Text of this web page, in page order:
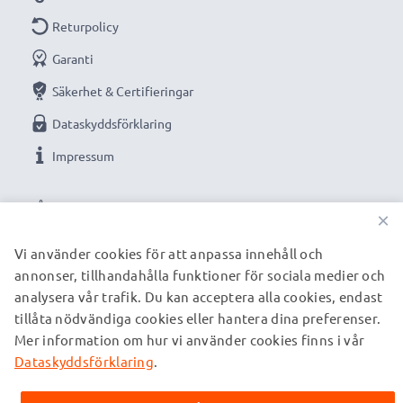
Optimerat för bland annat:
Galaxy Xcover / Omnia W telefon, mobiltelefon,
smartphone med flera
Ersättningsbatteri från subtel – hög kvalitet till ett
rimligt pris.
Vi grundades år 2004 och är en internationell
specialist som erbjuder kvalitetsprodukter. Därför har
vi en garanti på 36 månader!
VÅRA BETALNINGSALTERNATIV
Returpolicy
Garanti
Säkerhet & Certifieringar
Dataskyddsförklaring
Impressum
VÅRA FRAKTPARTNERS
© subtel.se 2026
Alla priser är inklusive moms och exklusive fraktkostnader.
varumärken tillhörande deras ägare och anges på våra
×
Vi använder cookies för att anpassa innehåll och
annonser, tillhandahålla funktioner för sociala medier och
analysera vår trafik. Du kan acceptera alla cookies, endast
tillåta nödvändiga cookies eller hantera dina preferenser.
Mer information om hur vi använder cookies finns i vår
Dataskyddsförklaring.